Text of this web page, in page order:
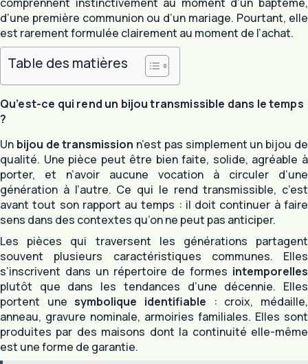
d’une première communion ou d’un mariage. Pourtant, elle
est rarement formulée clairement au moment de l’achat.
Table des matières
Qu’est-ce qui rend un bijou transmissible dans le temps
?
Un bijou de transmission n’est pas simplement un bijou de
qualité. Une pièce peut être bien faite, solide, agréable à
porter, et n’avoir aucune vocation à circuler d’une
génération à l’autre. Ce qui le rend transmissible, c’est
avant tout son rapport au temps : il doit continuer à faire
sens dans des contextes qu’on ne peut pas anticiper.
Les pièces qui traversent les générations partagent
souvent plusieurs caractéristiques communes. Elles
s’inscrivent dans un répertoire de formes intemporelles
plutôt que dans les tendances d’une décennie. Elles
portent unesymbolique identifiable : croix, médaille,
anneau, gravure nominale, armoiries familiales. Elles sont
produites par des maisons dont la continuité elle-même
est une forme de garantie.